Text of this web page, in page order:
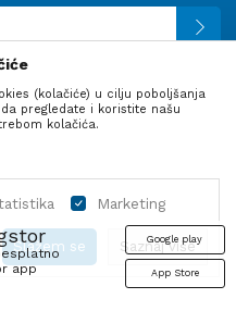
app
Google play
App Store
Ulje i tečnosti
(kolačiće) u cilju poboljšanja
pregledate i koristite našu
kolačića.
Marketing
Saznaj više
Slažem se